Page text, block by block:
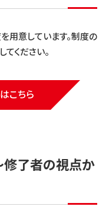
用意しています。制度の
ください。
こちら
了者の視点か